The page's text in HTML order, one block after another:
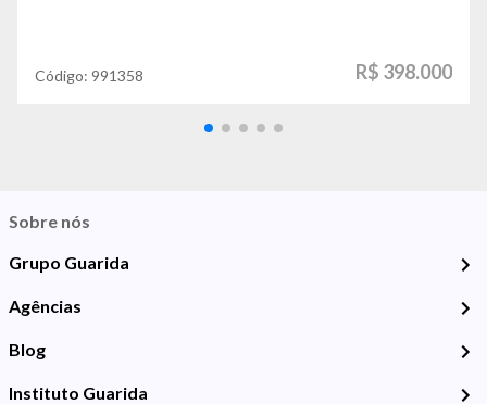
Código: 991358 R$ 398.000
Sobre nós
Grupo Guarida
Agências
Blog
Instituto Guarida